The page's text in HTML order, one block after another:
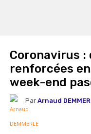
Coronavirus :
renforcées
week-end
Par Arnaud